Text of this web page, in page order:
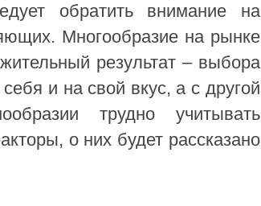
обратить внимание на
Многообразие на рынке
результат – выбора
и на свой вкус, а с другой
трудно учитывать
о них будет рассказано